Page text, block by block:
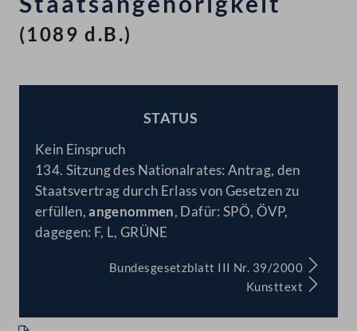
(1089 d.B.)
STATUS
Kein Einspruch
134. Sitzung des Nationalrates: Antrag, den
Staatsvertrag durch Erlass von Gesetzen zu
erfüllen,angenommen, Dafür: SPÖ, ÖVP,
dagegen: F, L, GRÜNE
Bundesgesetzblatt III Nr. 39/2000
Kunsttext